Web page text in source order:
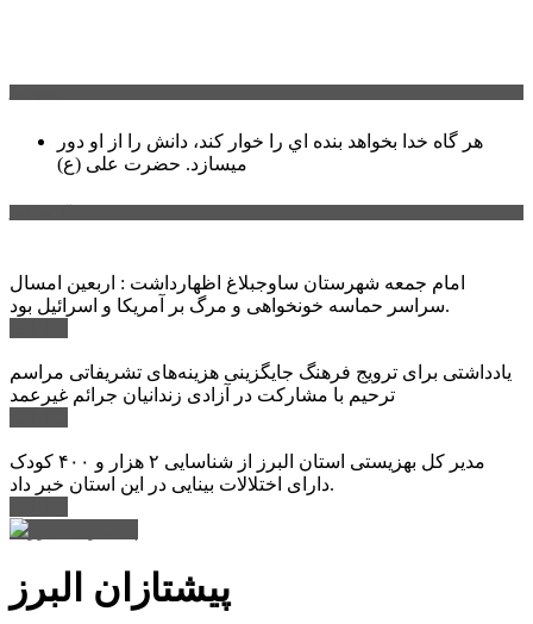
هر گاه خدا بخواهد بنده اي را خوار كند، دانش را از او دور
میسازد. حضرت علی (ع)
امام جمعه شهرستان ساوجبلاغ اظهارداشت : اربعین امسال
سراسر حماسه خونخواهی و مرگ بر آمریکا و اسرائیل بود.
یادداشتی برای ترویج فرهنگ جایگزینی هزینه‌های تشریفاتی مراسم
ترحیم با مشارکت در آزادی زندانیان جرائم غیرعمد
مدیر کل بهزیستی استان البرز از شناسایی ۲ هزار و ۴۰۰ کودک
دارای اختلالات بینایی در این استان خبر داد.
پیشتازان البرز